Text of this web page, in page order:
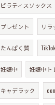
ピラティスソックス
プレゼント リラ
たんぱく質 TikTok
妊娠中 妊娠中ト
キャデラック